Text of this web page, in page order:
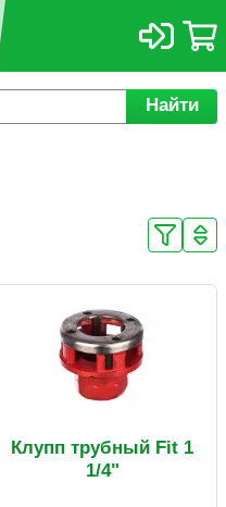
Найти
Клупп трубный Fit 1
1/4"